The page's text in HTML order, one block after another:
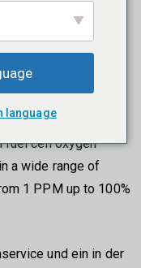
line of quality
fuel cell oxygen
a wide range of
1 PPM up to 100%
und ein in der
language